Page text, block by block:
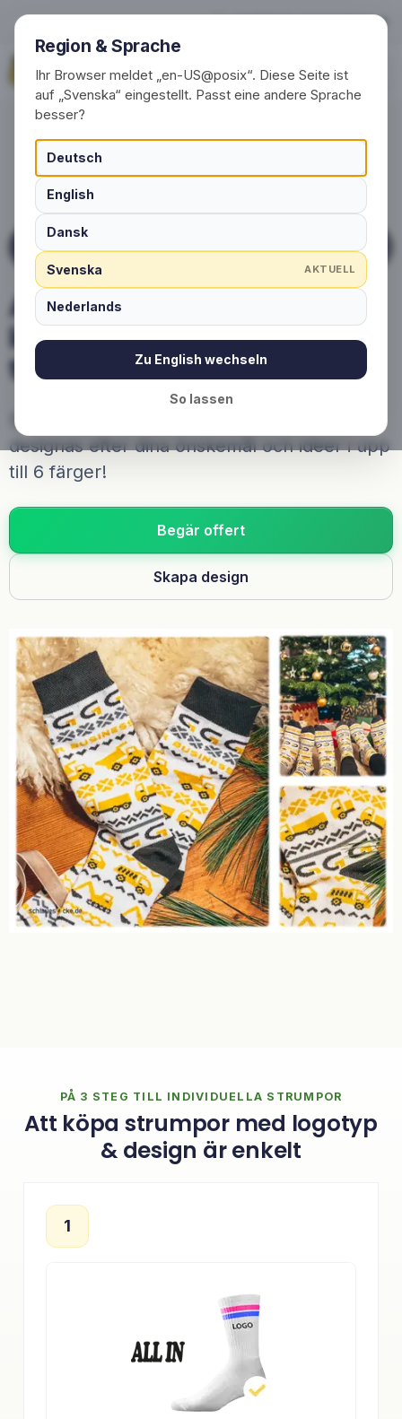
Anpassade strumpor med
Region & Sprache
Ihr Browser meldet „en-US@posix“. Diese Seite ist
auf „Svenska“ eingestellt. Passt eine andere Sprache
besser?
Deutsch
English
Dansk
Svenska AKTUELL
Nederlands
Zu English wechseln
So lassen
+49 (0) 30 / 20 23 68 91-0
Begär nu
ANPASSADE STRUMPOR FÖR FÖRETAG OCH
FÖRENINGAR
Anpassade strumpor med
logotyp och motiv,
tillverkade efter önskemål
Strumporna är stickade av bomull och kan
designas efter dina önskemål och idéer i upp
till 6 färger!
Begär offert
Skapa design
PÅ 3 STEG TILL INDIVIDUELLA STRUMPOR
Att köpa strumpor med logotyp
& design är enkelt
1